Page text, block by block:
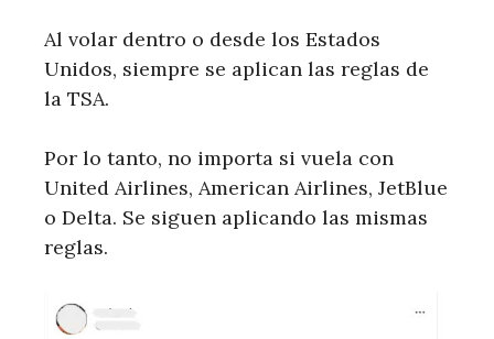
Al volar dentro o desde los Estados
Unidos, siempre se aplican las reglas de
la TSA.
Por lo tanto, no importa si vuela con
United Airlines, American Airlines, JetBlue
o Delta. Se siguen aplicando las mismas
reglas.